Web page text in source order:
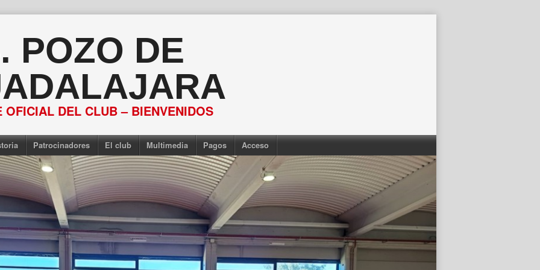
POZO DE
OFICIAL DEL CLUB – BIENVENIDOS
Patrocinadores El club Multimedia Pagos Acceso